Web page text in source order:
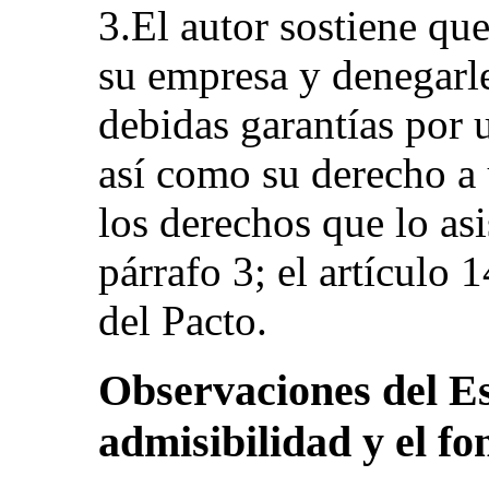
3.El autor sostiene
su empresa y
debidas garantías por
así como su derecho
los derechos que lo
párrafo 3; el artículo
del Pacto.
Observaciones del
admisibilidad y el